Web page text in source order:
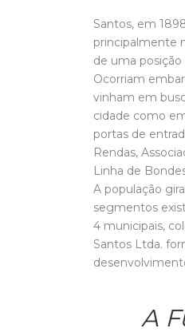
Santos, em
principalmente
de uma
Ocorriam
vinham em
cidade como
portas de
Rendas,
Linha de
A população
segmentos
4 municipais,
Santos Ltda.
A